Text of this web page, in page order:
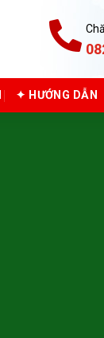
✦ HƯỚNG DẪN